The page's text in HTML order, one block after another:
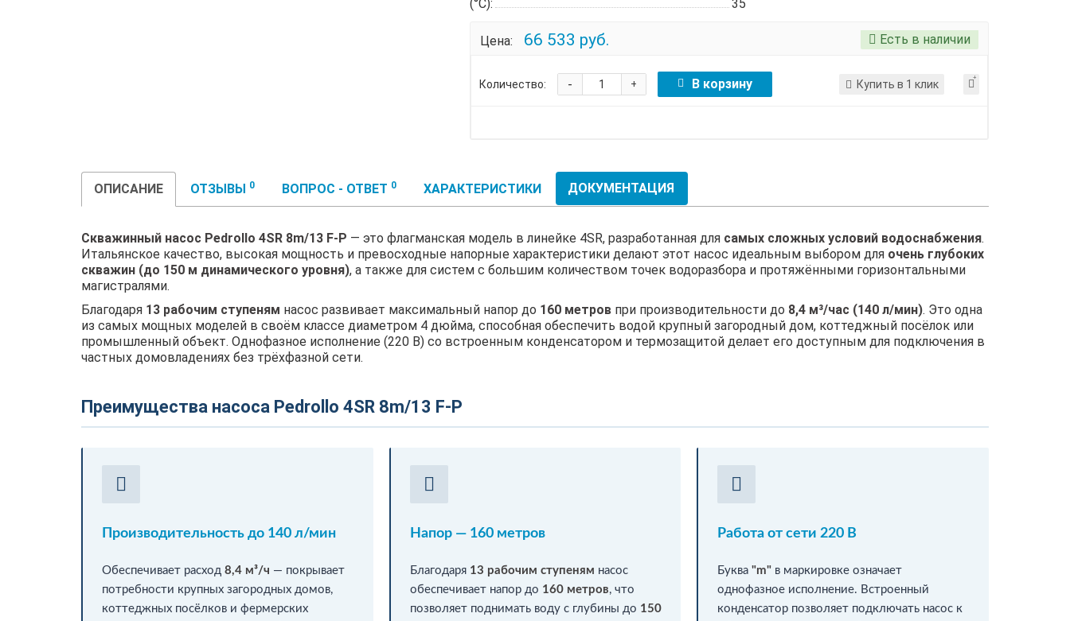
(°C):
35
Цена: 66 533 руб. Есть в наличии
Количество: +
- В корзину Купить в 1 клик
ОПИСАНИЕ ОТЗЫВЫ 0 ВОПРОС - ОТВЕТ 0 ХАРАКТЕРИСТИКИ ДОКУМЕНТАЦИЯ
Скважинный насос Pedrollo 4SR 8m/13 F-P — это флагманская модель в линейке 4SR, разработанная для самых сложных условий водоснабжения.
Итальянское качество, высокая мощность и превосходные напорные характеристики делают этот насос идеальным выбором для очень глубоких
скважин (до 150 м динамического уровня), а также для систем с большим количеством точек водоразбора и протяжёнными горизонтальными
магистралями.
Благодаря 13 рабочим ступеням насос развивает максимальный напор до 160 метров при производительности до 8,4 м³/час (140 л/мин). Это одна
из самых мощных моделей в своём классе диаметром 4 дюйма, способная обеспечить водой крупный загородный дом, коттеджный посёлок или
промышленный объект. Однофазное исполнение (220 В) со встроенным конденсатором и термозащитой делает его доступным для подключения в
частных домовладениях без трёхфазной сети.
Преимущества насоса Pedrollo 4SR 8m/13 F-P
Производительность до 140 л/мин
Обеспечивает расход 8,4 м³/ч — покрывает
потребности крупных загородных домов,
коттеджных посёлков и фермерских
Напор — 160 метров
Благодаря 13 рабочим ступеням насос
обеспечивает напор до 160 метров, что
позволяет поднимать воду с глубины до 150
Работа от сети 220 В
Буква"m" в маркировке означает
однофазное исполнение. Встроенный
конденсатор позволяет подключать насос к